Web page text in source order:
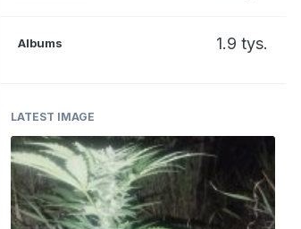
Albums 1.9 tys.
LATEST IMAGE